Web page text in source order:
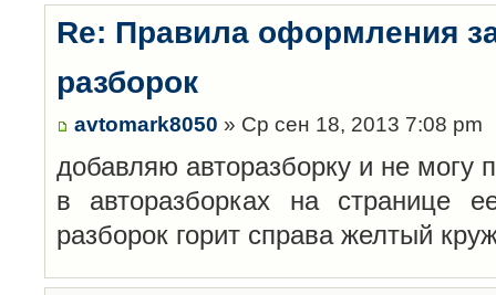
Re: Правила оформления
разборок
avtomark8050 » Ср сен 18, 2013 7:08 pm
добавляю авторазборку и не могу
в авторазборках на странице
разборок горит справа желтый